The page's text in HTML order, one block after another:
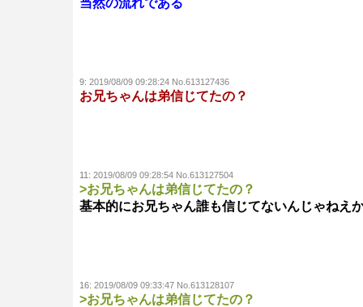
当然の流れである
9: 2019/08/09 09:28:24 No.613127436
お兄ちゃんは弟信じてたの？
11: 2019/08/09 09:28:54 No.613127504
>お兄ちゃんは弟信じてたの？
基本的にお兄ちゃん誰も信じてないんじゃねえ
16: 2019/08/09 09:33:47 No.613128107
>お兄ちゃんは弟信じてたの？